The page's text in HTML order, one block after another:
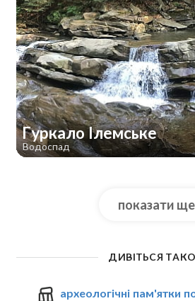
Гуркало Ілемське
Водоспад
показати ще
ДИВІТЬСЯ
археологічні пам'ятки